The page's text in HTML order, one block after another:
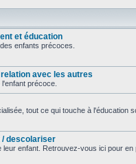
et éducation
enfants précoces.
avec les autres
précoce.
tout ce qui touche à l'éducation
descolariser
enfant. Retrouvez-vous ici pour en